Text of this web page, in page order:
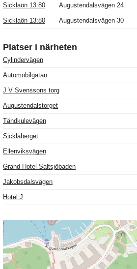
Sicklaön 13:80 Augustendalsvägen 24
Sicklaön 13:80 Augustendalsvägen 30
Platser i närheten
Cylindervägen
Automobilgatan
J V Svenssons torg
Augustendalstorget
Tändkulevägen
Sicklaberget
Ellenviksvägen
Grand Hotel Saltsjöbaden
Jakobsdalsvägen
Hotel J